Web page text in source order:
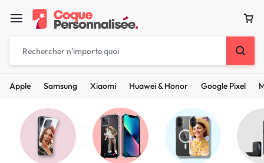
Apple Samsung Xiaomi Huawei & Honor Google Pixel